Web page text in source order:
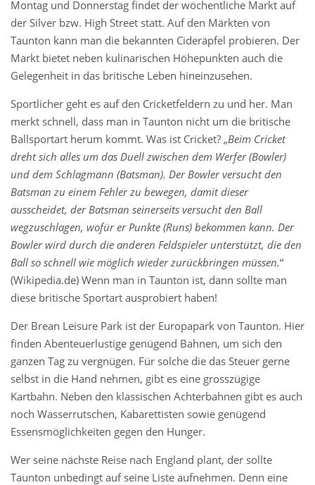
Montag und Donnerstag findet der wöchentliche Markt auf
der Silver bzw. High Street statt. Auf den Märkten von
Taunton kann man die bekannten Cideräpfel probieren. Der
Markt bietet neben kulinarischen Höhepunkten auch die
Gelegenheit in das britische Leben hineinzusehen.
Sportlicher geht es auf den Cricketfeldern zu und her. Man
merkt schnell, dass man in Taunton nicht um die britische
Ballsportart herum kommt. Was ist Cricket? „Beim Cricket
dreht sich alles um das Duell zwischen dem Werfer (Bowler)
und dem Schlagmann (Batsman). Der Bowler versucht den
Batsman zu einem Fehler zu bewegen, damit dieser
ausscheidet, der Batsman seinerseits versucht den Ball
wegzuschlagen, wofür er Punkte (Runs) bekommen kann. Der
Bowler wird durch die anderen Feldspieler unterstützt, die den
Ball so schnell wie möglich wieder zurückbringen müssen.“
(Wikipedia.de) Wenn man in Taunton ist, dann sollte man
diese britische Sportart ausprobiert haben!
Der Brean Leisure Park ist der Europapark von Taunton. Hier
finden Abenteuerlustige genügend Bahnen, um sich den
ganzen Tag zu vergnügen. Für solche die das Steuer gerne
selbst in die Hand nehmen, gibt es eine grosszügige
Kartbahn. Neben den klassischen Achterbahnen gibt es auch
noch Wasserrutschen, Kabarettisten sowie genügend
Essensmöglichkeiten gegen den Hunger.
Wer seine nächste Reise nach England plant, der sollte
Taunton unbedingt auf seine Liste aufnehmen. Denn eine